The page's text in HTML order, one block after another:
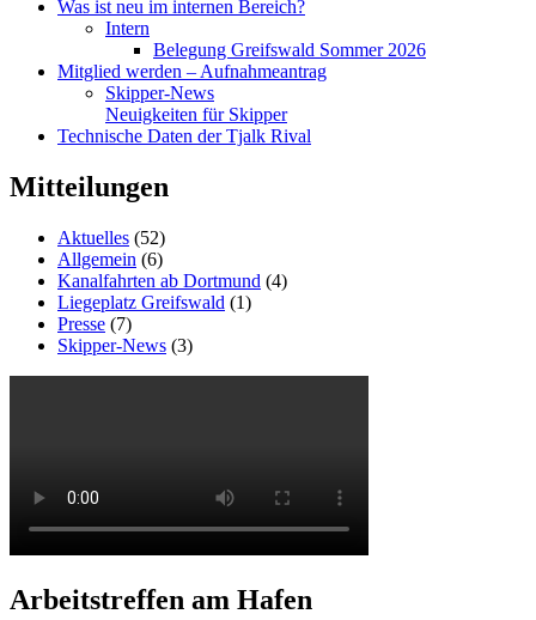
Was ist neu im internen Bereich?
Intern
Belegung Greifswald Sommer 2026
Mitglied werden – Aufnahmeantrag
Skipper-News
Neuigkeiten für Skipper
Technische Daten der Tjalk Rival
Mitteilungen
Aktuelles (52)
Allgemein (6)
Kanalfahrten ab Dortmund (4)
Liegeplatz Greifswald (1)
Presse (7)
Skipper-News (3)
Arbeitstreffen am Hafen